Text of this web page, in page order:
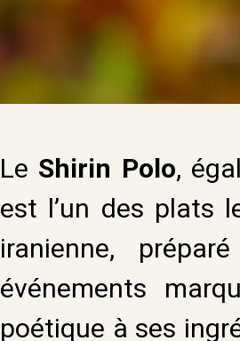
Le Shirin Polo,
est l’un des plats
iranienne,
événements
poétique à ses